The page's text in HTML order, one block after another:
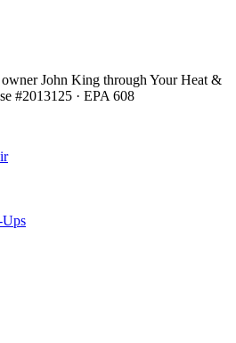
John King through Your Heat &
#2013125 · EPA 608
Ups